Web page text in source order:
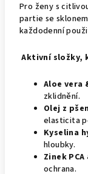
Pro ženy s
partie se
každodenní
Aktivní složky,
Aloe vera
zklidnění.
Olej z
elasticita
Kyselina
hloubky.
Zinek
ochrana.